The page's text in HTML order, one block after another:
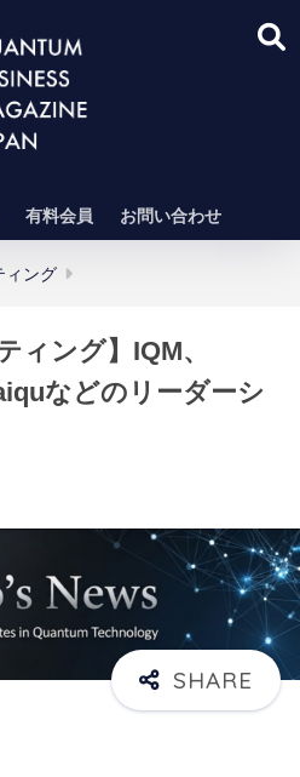
有料会員 お問い合わせ
ィング
ィング】IQM、
などのリーダーシ